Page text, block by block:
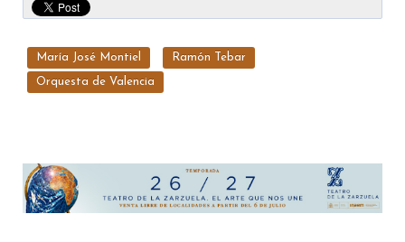
María José Montiel Ramón Tebar
Orquesta de Valencia